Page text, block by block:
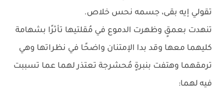
تقولي إيه بقى، جسمه نحس خلاص.
تنهدت بعمقٍ وظهرت الدموع في مُقلتيها تأثرًا بشهامة
كليهما معها وقد بدا الإمتنان واضحًا في نظراتها وهي
ترمقهما وهتفت بنبرةٍ مُحشرجة تعتذر لهما عما تسببت
فيه لهما: